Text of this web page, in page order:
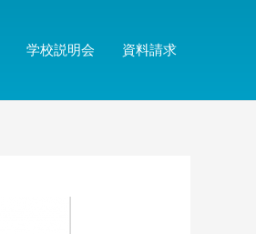
学校説明会 資料請求